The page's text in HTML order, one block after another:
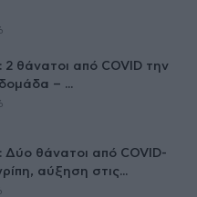
θάνατοι από COVID την
– ...
Δύο θάνατοι από COVID-
αύξηση στις...